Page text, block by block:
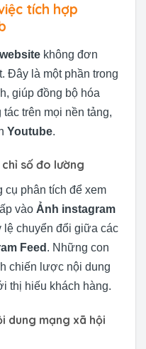
tích hợp
không đơn
Đây là một phần trong
giúp đồng bộ hóa
trên mọi nền tảng,
Youtube.
số đo lường
cụ phân tích để xem
vào Ảnh instagram
lệ chuyển đổi giữa các
Feed . Những con
chiến lược nội dung
thị hiếu khách hàng.
dung mạng xã hội